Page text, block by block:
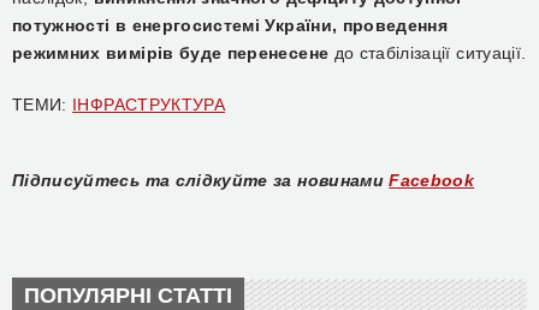
потужності в енергосистемі України, проведення
режимних вимірів буде перенесене до стабілізації ситуації.
ТЕМИ: ІНФРАСТРУКТУРА
Підписуйтесь та слідкуйте за новинами Facebook
ПОПУЛЯРНІ СТАТТІ